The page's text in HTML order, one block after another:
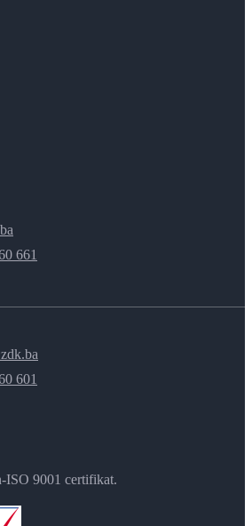
661
601
ISO 9001 certifikat.